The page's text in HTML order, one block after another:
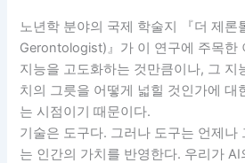
노년학 분야의 국제 학술지 『더 제론
Gerontologist)』가 이 연구에 주목한
지능을 고도화하는 것만큼이나, 그 지
치의 그릇을 어떻게 넓힐 것인가에 대
는 시점이기 때문이다.
기술은 도구다. 그러나 도구는 언제나
는 인간의 가치를 반영한다. 우리가